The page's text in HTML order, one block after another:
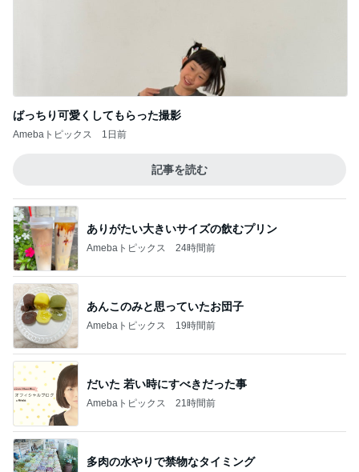
ばっちり可愛くしてもらった撮影
Amebaトピックス 1日前
記事を読む
ありがたい大きいサイズの飲むプリン
Amebaトピックス 24時間前
あんこのみと思っていたお団子
Amebaトピックス 19時間前
だいた 若い時にすべきだった事
Amebaトピックス 21時間前
多肉の水やりで禁物なタイミング